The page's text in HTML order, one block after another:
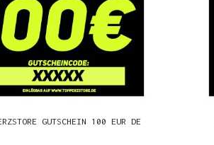
GUTSCHEIN 100 EUR DE